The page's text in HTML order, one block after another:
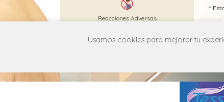
Reacciones Adversas
*
MANUAL DE USUARIO
Usamos cookies para mejorar tu